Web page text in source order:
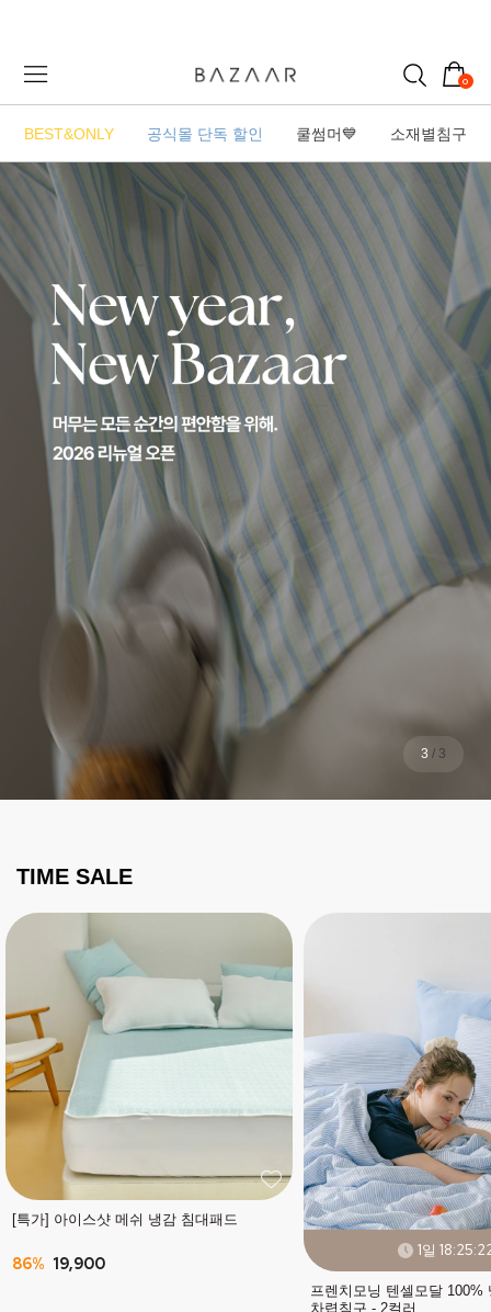
0
BEST&ONLY 공식몰 단독 할인 쿨썸머💙 소재별침구
1 / 3
TIME SALE
[특가] 아이스샷 메쉬 냉감 침대패드
86% 19,900
1일
프렌치모닝 텐셀모달 100%
차렵침구 - 2컬러